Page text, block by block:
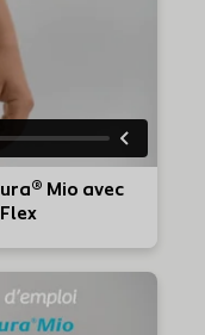
Mio avec